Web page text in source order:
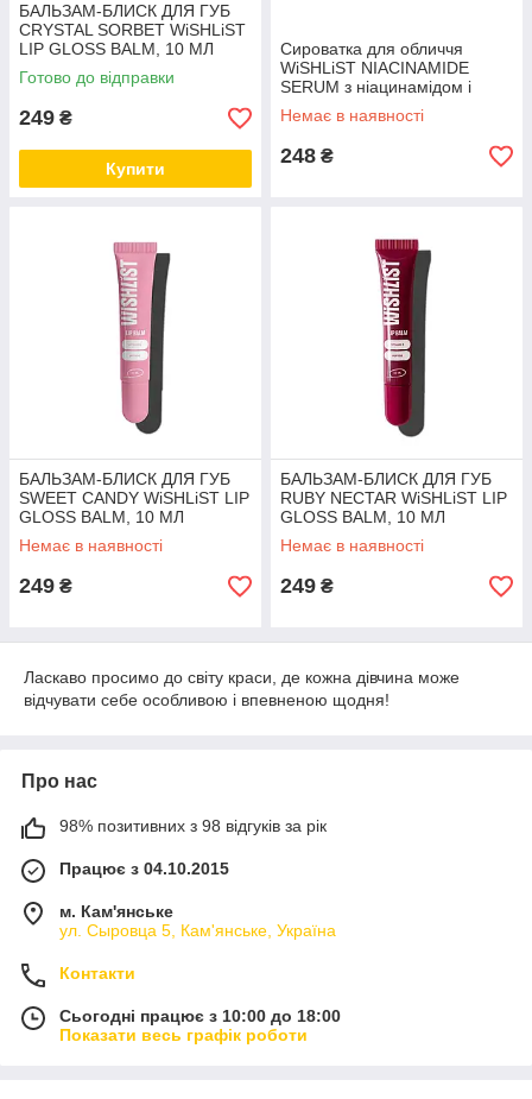
БАЛЬЗАМ-БЛИСК ДЛЯ ГУБ
CRYSTAL SORBET WiSHLiST
LIP GLOSS BALM, 10 МЛ
Готово до відправки
249 ₴
Купити
Сироватка для обличчя
WiSHLiST NIACINAMIDE
SERUM з ніацинамідом і
цинком 30 мл
Немає в наявності
248 ₴
БАЛЬЗАМ-БЛИСК ДЛЯ ГУБ
SWEET CANDY WiSHLiST LIP
GLOSS BALM, 10 МЛ
Немає в наявності
249 ₴
БАЛЬЗАМ-БЛИСК ДЛЯ ГУБ
RUBY NECTAR WiSHLiST LIP
GLOSS BALM, 10 МЛ
Немає в наявності
249 ₴
Ласкаво просимо до світу краси, де кожна дівчина може
відчувати себе особливою і впевненою щодня!
Про нас
98% позитивних з 98 відгуків за рік
Працює з 04.10.2015
м. Кам'янське
ул. Сыровца 5, Кам'янське, Україна
Контакти
Сьогодні працює з 10:00 до 18:00
Показати весь графік роботи